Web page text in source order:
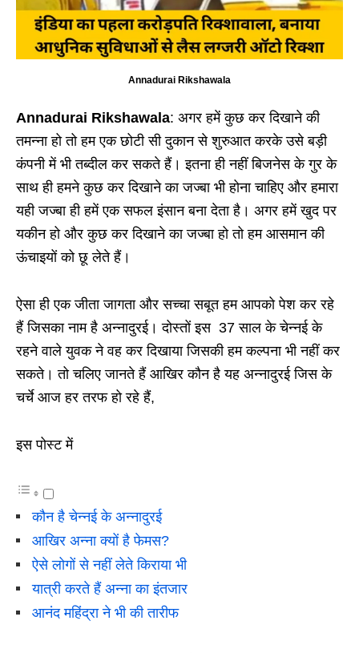
Annadurai Rikshawala
Annadurai Rikshawala: अगर हमें कुछ कर दिखाने की
तमन्ना हो तो हम एक छोटी सी दुकान से शुरुआत करके उसे बड़ी
कंपनी में भी तब्दील कर सकते हैं। इतना ही नहीं बिजनेस के गुर के
साथ ही हमने कुछ कर दिखाने का जज्बा भी होना चाहिए और हमारा
यही जज्बा ही हमें एक सफल इंसान बना देता है। अगर हमें खुद पर
यकीन हो और कुछ कर दिखाने का जज्बा हो तो हम आसमान की
ऊंचाइयों को छू लेते हैं।
ऐसा ही एक जीता जागता और सच्चा सबूत हम आपको पेश कर रहे
हैं जिसका नाम है अन्नादुरई। दोस्तों इस 37 साल के चेन्नई के
रहने वाले युवक ने वह कर दिखाया जिसकी हम कल्पना भी नहीं कर
सकते। तो चलिए जानते हैं आखिर कौन है यह अन्नादुरई जिस के
चर्चे आज हर तरफ हो रहे हैं,
इस पोस्ट में
कौन है चेन्नई के अन्नादुरई
आखिर अन्ना क्यों है फेमस?
ऐसे लोगों से नहीं लेते किराया भी
यात्री करते हैं अन्ना का इंतजार
आनंद महिंद्रा ने भी की तारीफ